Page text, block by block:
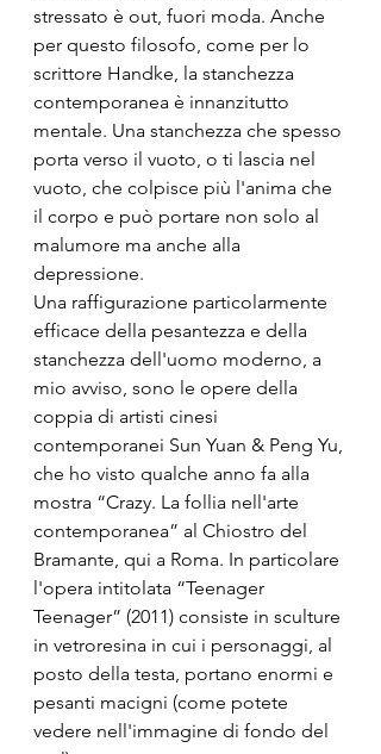
stressato è out, fuori moda. Anche
per questo filosofo, come per lo
scrittore Handke, la stanchezza
contemporanea è innanzitutto
mentale. Una stanchezza che spesso
porta verso il vuoto, o ti lascia nel
vuoto, che colpisce più l'anima che
il corpo e può portare non solo al
malumore ma anche alla
depressione.
Una raffigurazione particolarmente
efficace della pesantezza e della
stanchezza dell'uomo moderno, a
mio avviso, sono le opere della
coppia di artisti cinesi
contemporanei Sun Yuan & Peng Yu,
che ho visto qualche anno fa alla
mostra “Crazy. La follia nell'arte
contemporanea” al Chiostro del
Bramante, qui a Roma. In particolare
l'opera intitolata “Teenager
Teenager” (2011) consiste in sculture
in vetroresina in cui i personaggi, al
posto della testa, portano enormi e
pesanti macigni (come potete
vedere nell'immagine di fondo del